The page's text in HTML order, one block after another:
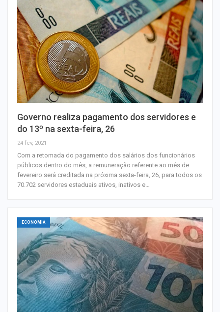
Governo realiza pagamento dos servidores e
do 13º na sexta-feira, 26
24 fev, 2021
Com a retomada do pagamento dos salários dos funcionários
públicos dentro do mês, a remuneração referente ao mês de
fevereiro será creditada na próxima sexta-feira, 26, para todos os
70.702 servidores estaduais ativos, inativos e…
ECONOMIA